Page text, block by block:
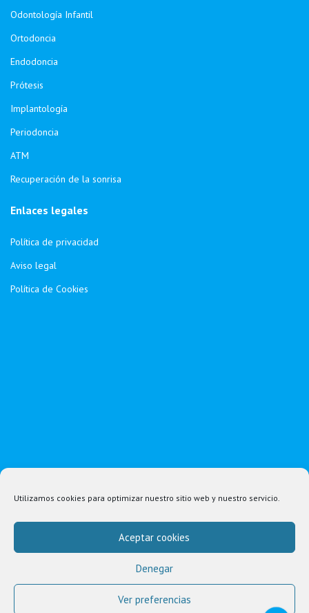
Utilizamos cookies para optimizar nuestro sitio web y nuestro servicio.
Aceptar cookies
Denegar
Ver preferencias
Odontología Infantil
Ortodoncia
Endodoncia
Prótesis
Implantología
Periodoncia
ATM
Recuperación de la sonrisa
Enlaces legales
Política de privacidad
Aviso legal
Política de Cookies